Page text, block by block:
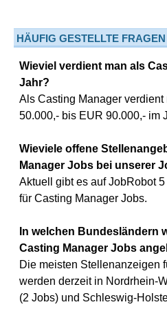
HÄUFIG GESTELLTE FRAGEN
Wieviel verdient man als
Jahr?
Als Casting Manager
50.000,- bis EUR 90.000,- im
Wieviele offene
Manager Jobs bei unserer
Aktuell gibt es auf JobRobot
für Casting Manager Jobs.
In welchen Bundesländern
Casting Manager Jobs
Die meisten Stellenanzeigen
werden derzeit in Nordrhein-
(2 Jobs) und Schleswig-